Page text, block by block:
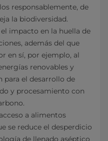
responsablemente, de
la biodiversidad.
impacto en la huella de
además del que
en sí, por ejemplo, al
renovables y
para el desarrollo de
y procesamiento con
a alimentos
se reduce el desperdicio
de llenado aséptico